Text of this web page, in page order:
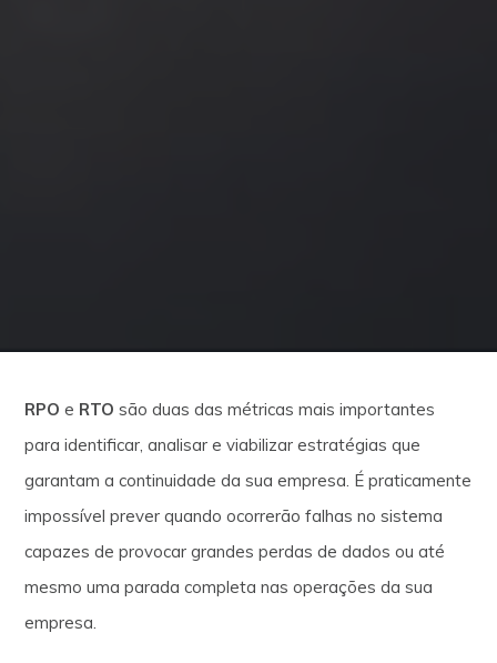
RPO e RTO são duas das métricas mais importantes
para identificar, analisar e viabilizar estratégias que
garantam a continuidade da sua empresa. É praticamente
impossível prever quando ocorrerão falhas no sistema
capazes de provocar grandes perdas de dados ou até
mesmo uma parada completa nas operações da sua
empresa.